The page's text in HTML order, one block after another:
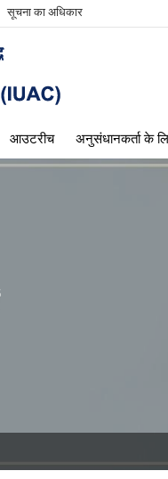
सूचना का अधिकार
आउटरीच अनुसंधानकर्ता के